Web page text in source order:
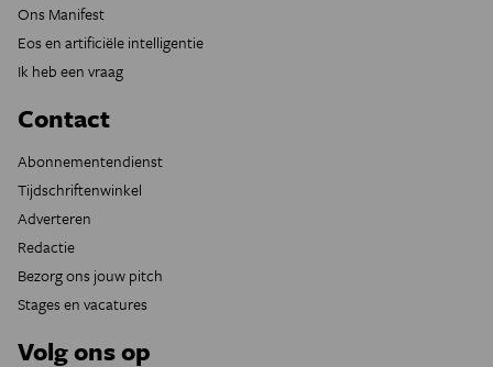
Ons Manifest
Eos en artificiële intelligentie
Ik heb een vraag
Contact
Abonnementendienst
Tijdschriftenwinkel
Adverteren
Redactie
Bezorg ons jouw pitch
Stages en vacatures
Volg ons op